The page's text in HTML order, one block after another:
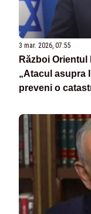
3 mar. 2026, 07:55
Război
„Atacul asupra
preveni o